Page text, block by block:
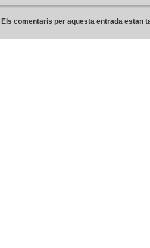
Els comentaris per aquesta entrada estan